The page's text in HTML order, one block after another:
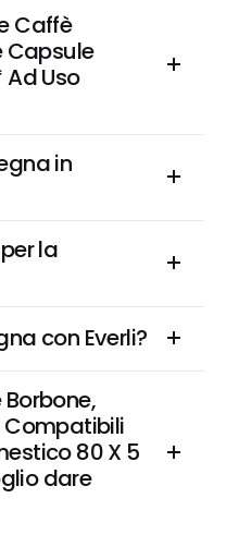
Caffè
Capsule
Uso
in
la
con Everli?
Compatibili
80 X 5
dare